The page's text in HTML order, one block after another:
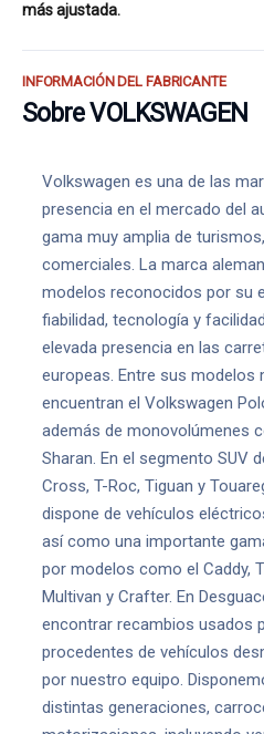
más ajustada.
INFORMACIÓN DEL FABRICANTE
Sobre VOLKSWAGEN
Volkswagen es una de las
presencia en el mercado del
gama muy amplia de
comerciales. La marca
modelos reconocidos por su
fiabilidad, tecnología y
elevada presencia en las
europeas. Entre sus modelos
encuentran el Volkswagen
además de monovolúmenes
Sharan. En el segmento SUV
Cross, T-Roc, Tiguan y
dispone de vehículos
así como una importante
por modelos como el Caddy,
Multivan y Crafter. En
encontrar recambios usados
procedentes de vehículos
por nuestro equipo.
distintas generaciones,